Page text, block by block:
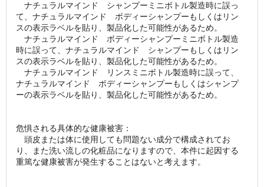
ナチュラルマインド　シャンプーミニボトル製造時に誤っ
て、ナチュラルマインド　ボディーシャンプーもしくはリン
スの表示ラベルを貼り、製品化した可能性があるため。
ナチュラルマインド　ボディーシャンプーミニボトル製造
時に誤って、ナチュラルマインド　シャンプーもしくはリン
スの表示ラベルを貼り、製品化した可能性があるため。
ナチュラルマインド　リンスミニボトル製造時に誤って、
ナチュラルマインド　ボディーシャンプーもしくはシャンプ
ーの表示ラベルを貼り、製品化した可能性があるため。
危惧される具体的な健康被害：
頭皮または体に使用しても問題ない成分で構成されてお
り、また洗い流しの化粧品になりますので、本件に起因する
重篤な健康被害が発生することはないと考えます。